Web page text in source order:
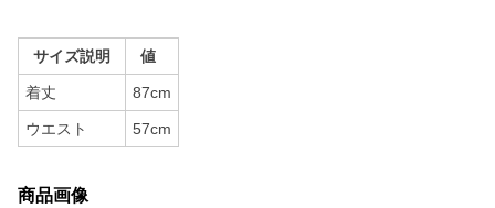
サイズ説明 値
着丈 87cm
ウエスト 57cm
商品画像